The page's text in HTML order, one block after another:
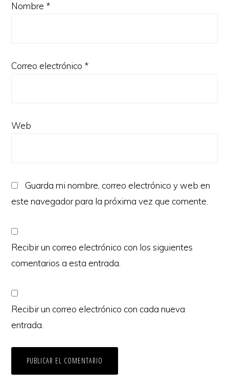
Nombre *
Correo electrónico *
Web
Guarda mi nombre, correo electrónico y web en
este navegador para la próxima vez que comente.
Recibir un correo electrónico con los siguientes
comentarios a esta entrada.
Recibir un correo electrónico con cada nueva
entrada.